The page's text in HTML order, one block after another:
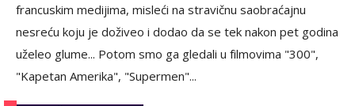
francuskim medijima, misleći na stravičnu saobraćajnu
nesreću koju je doživeo i dodao da se tek nakon pet godina
uželeo glume... Potom smo ga gledali u filmovima "300",
"Kapetan Amerika", "Supermen"...